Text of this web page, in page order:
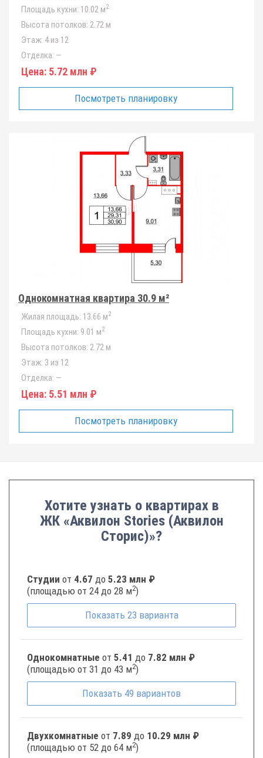
Площадь кухни: 10.02 м2
Высота потолков: 2.72 м
Этаж: 4 из 12
Отделка: —
Цена: 5.72 млн ₽
Посмотреть планировку
Однокомнатная квартира 30.9 м²
Жилая площадь: 13.66 м2
Площадь кухни: 9.01 м2
Высота потолков: 2.72 м
Этаж: 3 из 12
Отделка: —
Цена: 5.51 млн ₽
Посмотреть планировку
Хотите узнать о квартирах в
ЖК «Аквилон Stories (Аквилон
Сторис)»?
Студии от 4.67 до 5.23 млн ₽
(площадью от 24 до 28 м2)
Показать 23 варианта
Однокомнатные от 5.41 до 7.82 млн ₽
(площадью от 31 до 43 м2)
Показать 49 вариантов
Двухкомнатные от 7.89 до 10.29 млн ₽
(площадью от 52 до 64 м2)